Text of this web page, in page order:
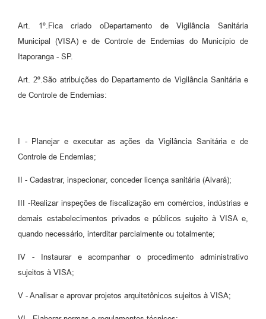
Banco do Povo Paulista
Folha de Pagamento
Transparência
Art. 1º.Fica criado oDepartamento de Vigilância Sanitária
Municipal (VISA) e de Controle de Endemias do Município de
Itaporanga - SP.
Art. 2º.São atribuições do Departamento de Vigilância Sanitária e
de Controle de Endemias:
I - Planejar e executar as ações da Vigilância Sanitária e de
Controle de Endemias;
II - Cadastrar, inspecionar, conceder licença sanitária (Alvará);
III -Realizar inspeções de fiscalização em comércios, indústrias e
demais estabelecimentos privados e públicos sujeito à VISA e,
quando necessário, interditar parcialmente ou totalmente;
IV - Instaurar e acompanhar o procedimento administrativo
sujeitos à VISA;
V - Analisar e aprovar projetos arquitetônicos sujeitos à VISA;